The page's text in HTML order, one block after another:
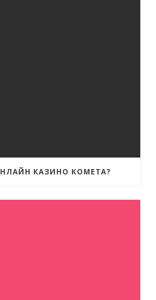
КАЗИНО КОМЕТА?